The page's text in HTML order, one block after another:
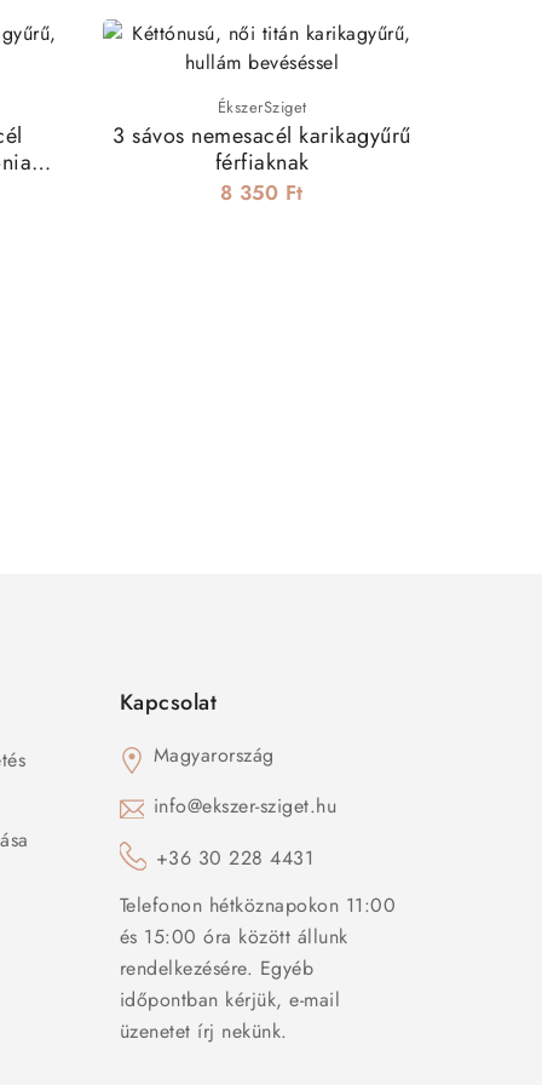
ÉkszerSziget
3 sávos nemesacél karikagyűrű
férfiaknak
8 350 Ft
Kapcsolat
Magyarország
info@ekszer-sziget.hu
+36 30 228 4431
Telefonon hétköznapokon 11:00
és 15:00 óra között állunk
rendelkezésére. Egyéb
időpontban kérjük, e-mail
üzenetet írj nekünk.